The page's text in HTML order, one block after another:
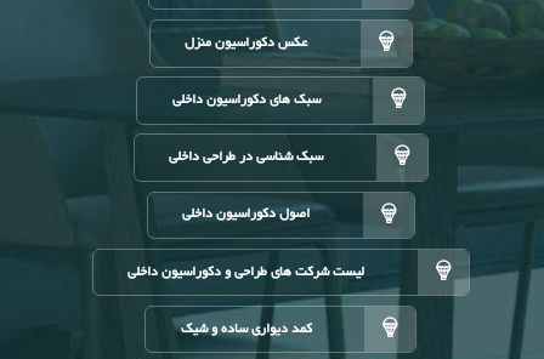
عکس دکوراسیون منزل
سبک های دکوراسیون داخلی
سبک شناسی در طراحی داخلی
اصول دکوراسیون داخلی
لیست شرکت های طراحی و دکوراسیون داخلی
کمد دیواری ساده و شیک